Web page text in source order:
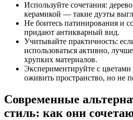
Используйте сочетания:
керамикой — такие дуэты
Не боитесь патинирования и
придают антикварный вид.
Учитывайте практичность:
использоваться активно,
хрупких материалов.
Экспериментируйте с
оживить пространство, но не
Современные
стиль: как они